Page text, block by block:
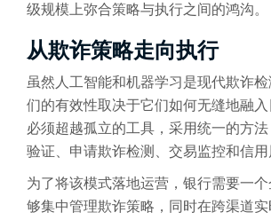
级规模上弥合策略与执行之间的鸿沟。
从欺诈策略走向执行
虽然人工智能和机器学习是现代欺诈
们的有效性取决于它们如何无缝地融
必须超越孤立的工具，采用统一的方
验证、申请欺诈检测、交易监控和信用
为了将该模式落地运营，银行需要一
够集中管理欺诈策略，同时在跨渠道